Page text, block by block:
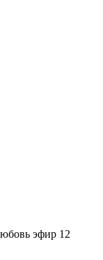
эфир 12